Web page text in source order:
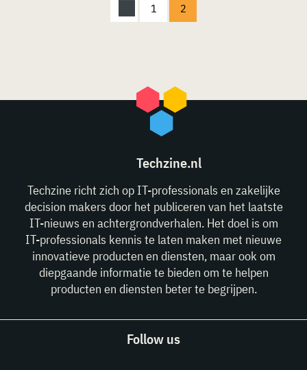
1 2
Techzine.nl
Techzine richt zich op IT-professionals en zakelijke
decision makers door het publiceren van het laatste
IT-nieuws en achtergrondverhalen. Het doel is om
IT-professionals kennis te laten maken met nieuwe
innovatieve producten en diensten, maar ook om
diepgaande informatie te bieden om te helpen
producten en diensten beter te begrijpen.
Follow us